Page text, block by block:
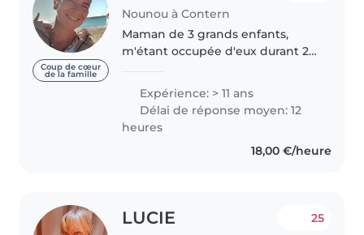
Coup de cœur
de la famille
Nounou à Contern
Maman de 3 grands enfants,
m'étant occupée d'eux durant 20
cherche a présent quelques
heures par semaine pour
continuer ce rôle que j'ai
Expérience: > 11 ans
Délai de réponse moyen: 12
heures
18,00 €/heure
LUCIE 25